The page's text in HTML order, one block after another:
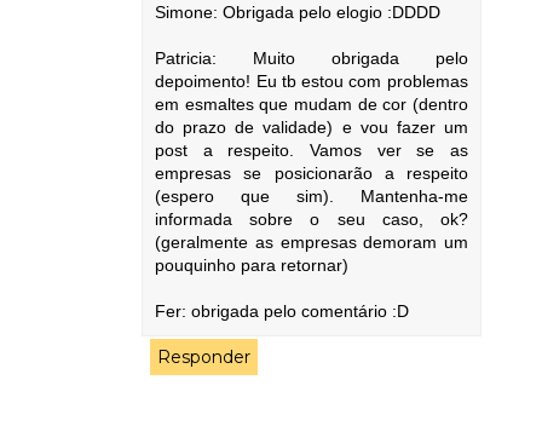
Simone: Obrigada pelo elogio :DDDD
Patricia: Muito obrigada pelo
depoimento! Eu tb estou com problemas
em esmaltes que mudam de cor (dentro
do prazo de validade) e vou fazer um
post a respeito. Vamos ver se as
empresas se posicionarão a respeito
(espero que sim). Mantenha-me
informada sobre o seu caso, ok?
(geralmente as empresas demoram um
pouquinho para retornar)
Fer: obrigada pelo comentário :D
Responder